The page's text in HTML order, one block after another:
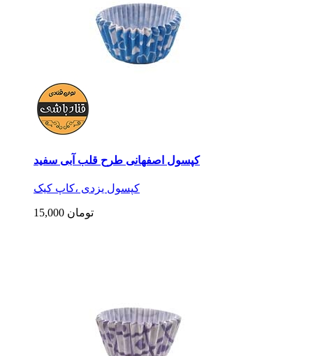
کپسول اصفهانی طرح قلب آبی سفید
کپسول یزدی ،کاپ کیک
15,000 تومان